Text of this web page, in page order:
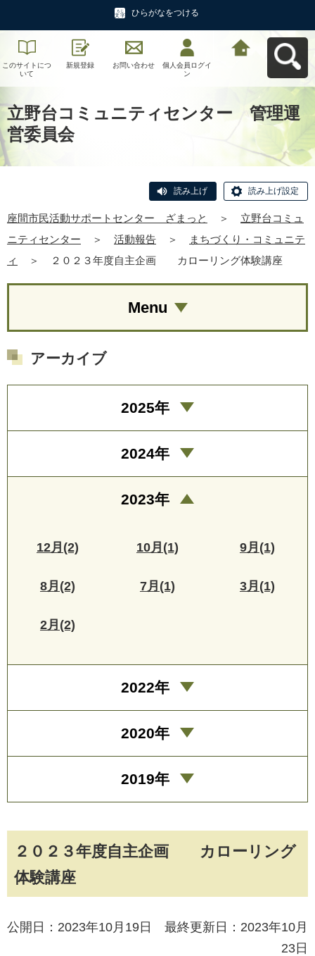
ひらがなをつける
このサイトにつ
いて
新規登録 お問い合わせ
個人会員ログイ
ン
立野台コミュニティセンター 管理運
営委員会
読み上げ 読み上げ設定
座間市民活動サポートセンター ざまっと ＞
立野台コミュ
ニティセンター
＞ 活動報告 ＞
まちづくり・コミュニテ
ィ
＞ ２０２３年度自主企画 カローリング体験講座
２０２３年度自主企画 カローリング
体験講座
公開日：2023年10月19日 最終更新日：2023年10月
23日
Menu
アーカイブ
2025年
2024年
2023年
12月(2) 10月(1) 9月(1)
8月(2) 7月(1) 3月(1)
2月(2)
2022年
2020年
2019年